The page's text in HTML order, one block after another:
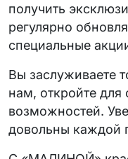
получить
регулярно
специальные
Вы заслуживаете
нам, откройте
возможностей.
довольны каждой